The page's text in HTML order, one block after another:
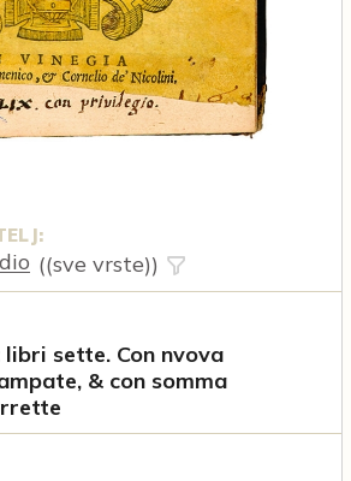
((sve vrste))
sette. Con nvova
& con somma